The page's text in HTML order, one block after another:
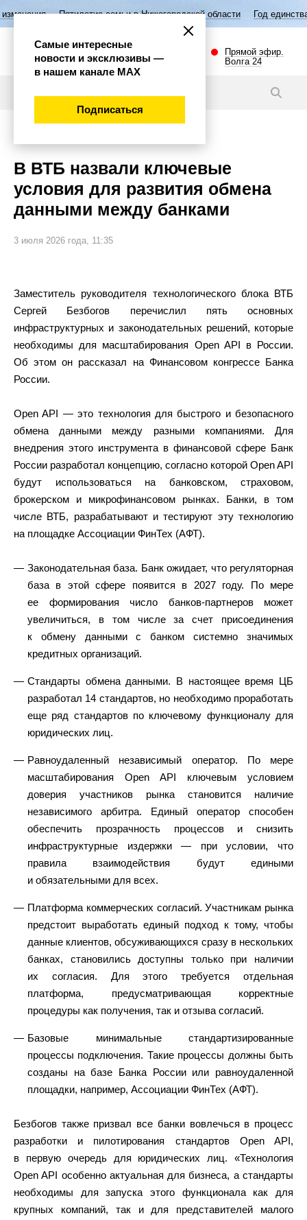
Пятилетие семьи в Нижегородской области Год единства народов
Прямой эфир.
Волга 24
В ВТБ назвали ключевые
условия для развития обмена
данными между банками
3 июля 2026 года, 11:35
Заместитель руководителя технологического блока ВТБ
Сергей Безбогов перечислил пять основных
инфраструктурных и законодательных решений, которые
необходимы для масштабирования Open API в России.
Об этом он рассказал на Финансовом конгрессе Банка
России.
Open API — это технология для быстрого и безопасного
обмена данными между разными компаниями. Для
внедрения этого инструмента в финансовой сфере Банк
России разработал концепцию, согласно которой Open API
будут использоваться на банковском, страховом,
брокерском и микрофинансовом рынках. Банки, в том
числе ВТБ, разрабатывают и тестируют эту технологию
на площадке Ассоциации ФинТех (АФТ).
Законодательная база. Банк ожидает, что регуляторная
база в этой сфере появится в 2027 году. По мере
ее формирования число банков-партнеров может
увеличиться, в том числе за счет присоединения
к обмену данными с банком системно значимых
кредитных организаций.
Стандарты обмена данными. В настоящее время ЦБ
разработал 14 стандартов, но необходимо проработать
еще ряд стандартов по ключевому функционалу для
юридических лиц.
Равноудаленный независимый оператор. По мере
масштабирования Open API ключевым условием
доверия участников рынка становится наличие
независимого арбитра. Единый оператор способен
обеспечить прозрачность процессов и снизить
инфраструктурные издержки — при условии, что
правила взаимодействия будут едиными
и обязательными для всех.
Платформа коммерческих согласий. Участникам рынка
предстоит выработать единый подход к тому, чтобы
данные клиентов, обсуживающихся сразу в нескольких
банках, становились доступны только при наличии
их согласия. Для этого требуется отдельная
платформа, предусматривающая корректные
процедуры как получения, так и отзыва согласий.
Базовые минимальные стандартизированные
процессы подключения. Такие процессы должны быть
созданы на базе Банка России или равноудаленной
площадки, например, Ассоциации ФинТех (АФТ).
Безбогов также призвал все банки вовлечься в процесс
разработки и пилотирования стандартов Open API,
в первую очередь для юридических лиц. «Технология
Open API особенно актуальная для бизнеса, а стандарты
необходимы для запуска этого функционала как для
крупных компаний, так и для представителей малого
Самые интересные
новости и эксклюзивы —
в нашем канале МАХ
Подписаться